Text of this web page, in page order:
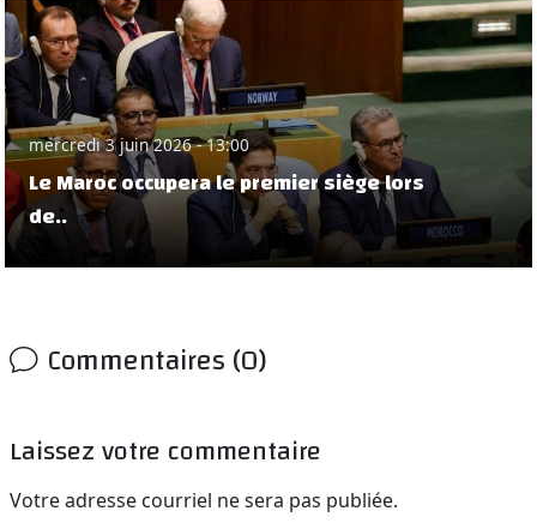
mercredi 3 juin 2026 - 13:00
Le Maroc occupera le premier siège lors
de..
Commentaires (0)
Laissez votre commentaire
Votre adresse courriel ne sera pas publiée.